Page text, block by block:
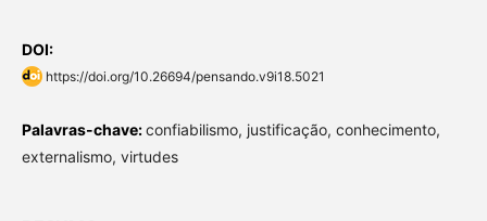
DOI:
https://doi.org/10.26694/pensando.v9i18.5021
Palavras-chave:confiabilismo, justificação, conhecimento,
externalismo, virtudes